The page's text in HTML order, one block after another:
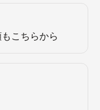
こちらから